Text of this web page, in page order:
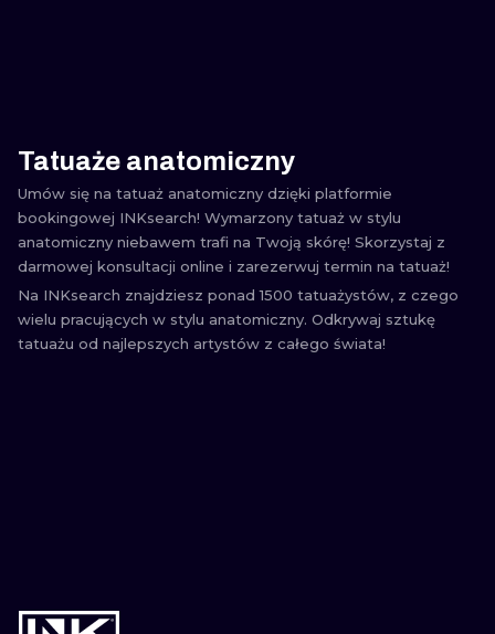
Tatuaże anatomiczny
Umów się na tatuaż anatomiczny dzięki platformie
bookingowej INKsearch! Wymarzony tatuaż w stylu
anatomiczny niebawem trafi na Twoją skórę! Skorzystaj z
darmowej konsultacji online i zarezerwuj termin na tatuaż!
Na INKsearch znajdziesz ponad 1500 tatuażystów, z czego
wielu pracujących w stylu anatomiczny. Odkrywaj sztukę
tatuażu od najlepszych artystów z całego świata!